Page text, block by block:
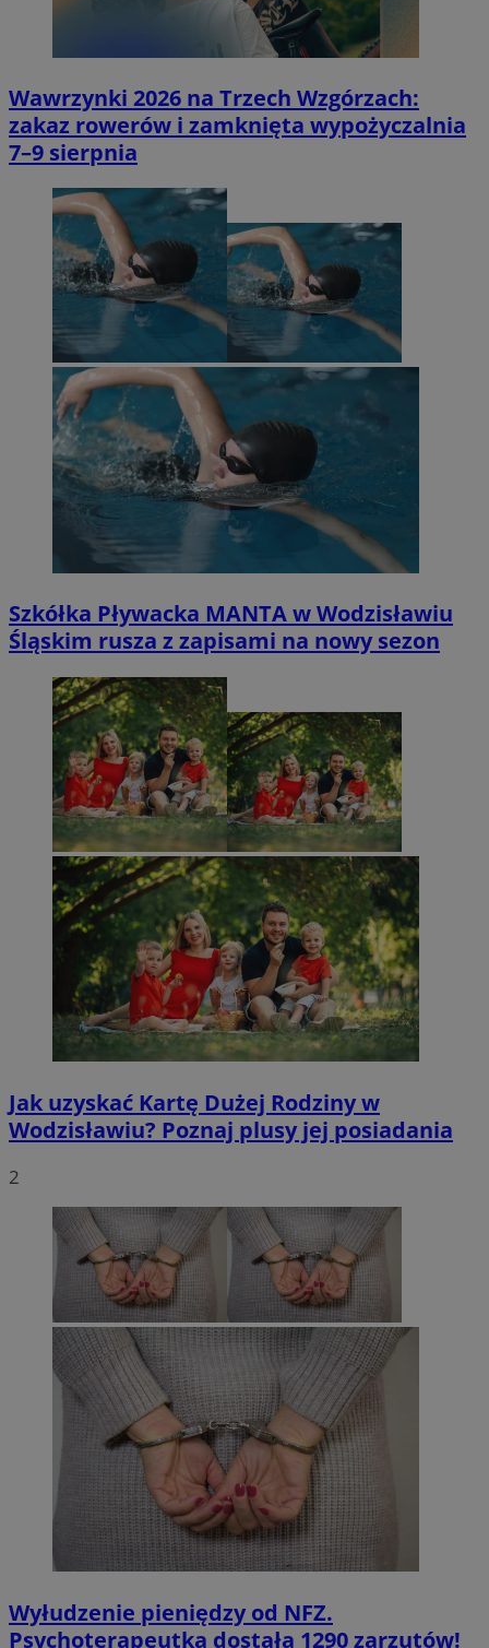
Wawrzynki 2026 na Trzech Wzgórzach:
zakaz rowerów i zamknięta wypożyczalnia
7–9 sierpnia
Szkółka Pływacka MANTA w Wodzisławiu
Śląskim rusza z zapisami na nowy sezon
Jak uzyskać Kartę Dużej Rodziny w
Wodzisławiu? Poznaj plusy jej posiadania
2
Wyłudzenie pieniędzy od NFZ.
Psychoterapeutka dostała 1290 zarzutów!